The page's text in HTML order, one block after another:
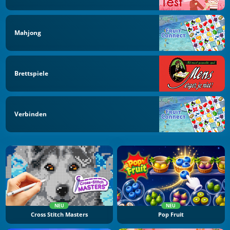
Mahjong
Brettspiele
Verbinden
NEU
Cross Stitch Masters
NEU
Pop Fruit